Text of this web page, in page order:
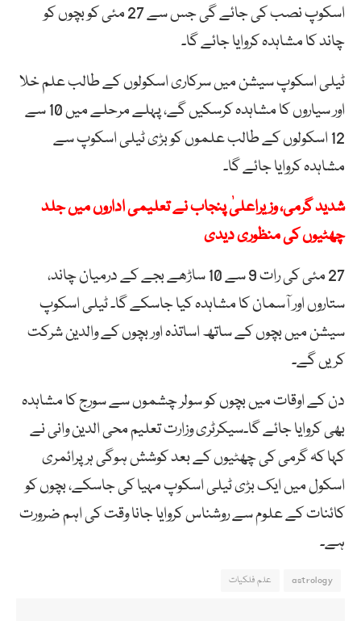
اسکوپ نصب کی جائے گی جس سے 27 مئی کو بچوں کو
چاند کا مشاہدہ کروایا جائے گا۔
ٹیلی اسکوپ سیشن میں سرکاری اسکولوں کے طالب علم خلا
اور سیاروں کا مشاہدہ کرسکیں گے، پہلے مرحلے میں 10 سے
12 اسکولوں کے طالب علموں کو بڑی ٹیلی اسکوپ سے
مشاہدہ کروایا جائے گا۔
شدید گرمی، وزیراعلیٰ پنجاب نے تعلیمی اداروں میں جلد
چھٹیوں کی منظوری دیدی
27 مئی کی رات 9 سے 10 ساڑھے بجے کے درمیان چاند،
ستاروں اور آسمان کا مشاہدہ کیا جاسکے گا۔ ٹیلی اسکوپ
سیشن میں بچوں کے ساتھ اساتذہ اور بچوں کے والدین شرکت
کریں گے۔
دن کے اوقات میں بچوں کو سولر چشموں سے سورج کا مشاہدہ
بھی کروایا جائے گا۔سیکرٹری وزارت تعلیم محی الدین وانی نے
کہا کہ گرمی کی چھٹیوں کے بعد کوشش ہوگی ہر پرائمری
اسکول میں ایک بڑی ٹیلی اسکوپ مہیا کی جاسکے، بچوں کو
کائنات کے علوم سے روشناس کروایا جانا وقت کی اہم ضرورت
ہے۔
astrology علم فلکیات